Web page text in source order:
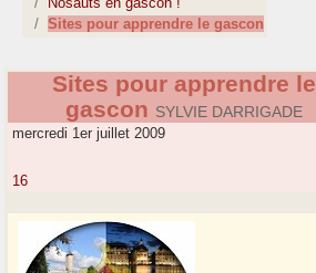
Sites pour apprendre le gascon
Sites pour apprendre le
gascon SYLVIE DARRIGADE
mercredi 1er juillet 2009
16